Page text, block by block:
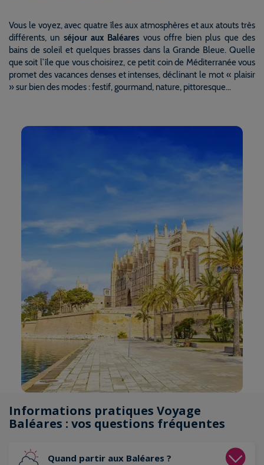
Vous le voyez, avec quatre îles aux atmosphères et aux atouts très
différents, un séjour aux Baléares vous offre bien plus que des
bains de soleil et quelques brasses dans la Grande Bleue. Quelle
que soit l’île que vous choisirez, ce petit coin de Méditerranée vous
promet des vacances denses et intenses, déclinant le mot « plaisir
» sur bien des modes : festif, gourmand, nature, pittoresque…
Informations pratiques Voyage
Baléares : vos questions fréquentes
Quand partir aux Baléares ?